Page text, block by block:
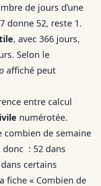
de jours d’une
donne 52, reste 1.
, avec 366 jours,
Selon le
affiché peut
entre calcul
numérotée.
combien de semaine
: 52 dans
certains
fiche « Combien de